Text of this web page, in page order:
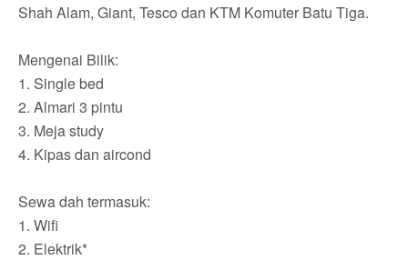
Shah Alam, Giant, Tesco dan KTM Komuter Batu Tiga.
Mengenai Bilik:
1. Single bed
2. Almari 3 pintu
3. Meja study
4. Kipas dan aircond
Sewa dah termasuk:
1. Wifi
2. Elektrik*